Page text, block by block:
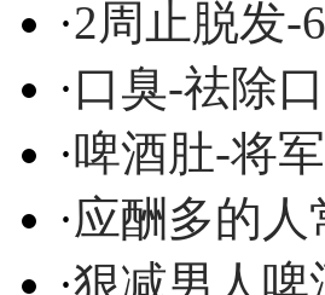
·2周止脱发-
·口臭-祛除
·啤酒肚-将
·应酬多的
·狠减男人啤